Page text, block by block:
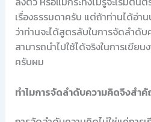
เรื่องธรรมดาครับ แต่ถ้าท่านได้อ่
ว่าท่านจะได้สูตรลับในการจัดลำดั
สามารถนำไปใช้ได้จริงในการเขีย
ครับผม
ทำไมการจัดลำดับความคิดจึงสำ